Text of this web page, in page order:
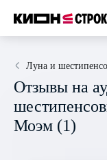
Луна и
Отзывы на
Моэм (1)